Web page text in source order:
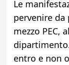
Le
pervenire da
mezzo PEC,
entro e non